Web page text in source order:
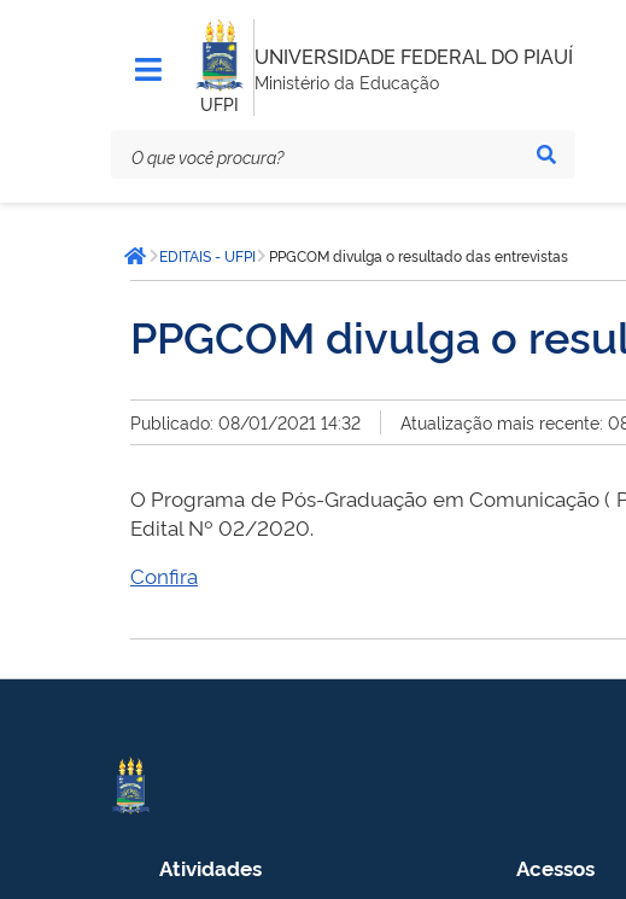
UFPI
UNIVERSIDADE FEDERAL DO PIAUÍ
Ministério da Educação
está
aqui:Página inicial
EDITAIS - UFPI PPGCOM divulga o resultado das entrevistas
PPGCOM divulga o
Publicado: 08/01/2021 14:32 Atualização mais recente:
O Programa de Pós-Graduação em Comunicação
Edital Nº 02/2020.
Confira
Atividades Acessos